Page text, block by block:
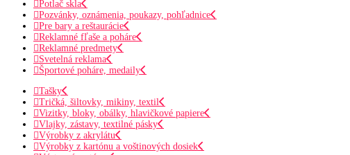
Potlač skla
Pozvánky, oznámenia, poukazy, pohľadnice
Pre bary a reštaurácie
Reklamné fľaše a poháre
Reklamné predmety
Svetelná reklama
Športové poháre, medaily
Tašky
Tričká, šiltovky, mikiny, textil
Vizitky, bloky, obálky, hlavičkové papiere
Vlajky, zástavy, textilné pásky
Výrobky z akrylátu
Výrobky z kartónu a voštinových dosiek